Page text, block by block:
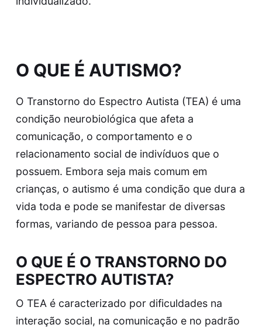
O QUE É AUTISMO?
O Transtorno do Espectro Autista (TEA) é uma
condição neurobiológica que afeta a
comunicação, o comportamento e o
relacionamento social de indivíduos que o
possuem. Embora seja mais comum em
crianças, o autismo é uma condição que dura a
vida toda e pode se manifestar de diversas
formas, variando de pessoa para pessoa.
O QUE É O TRANSTORNO DO
ESPECTRO AUTISTA?
O TEA é caracterizado por dificuldades na
interação social, na comunicação e no padrão